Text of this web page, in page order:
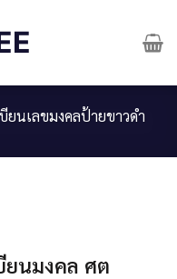
ยนเลขมงคลป้ายขาวดำ
ยนมงคล ศต